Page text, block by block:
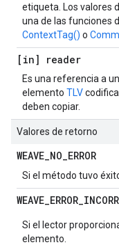
etiqueta. Los valores
una de las funciones
ContextTag() o
[in] reader
Es una referencia a
elemento TLV
deben copiar.
Valores de retorno
WEAVE_NO_ERROR
Si el método tuvo
WEAVE_ERROR_
Si el lector
elemento.